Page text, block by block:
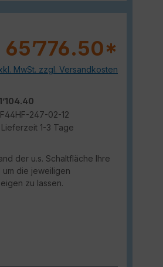
65’776.50*
MwSt. zzgl. Versandkosten
247-02-12
1-3 Tage
der u.s. Schaltfläche Ihre
um die jeweiligen
zu lassen.